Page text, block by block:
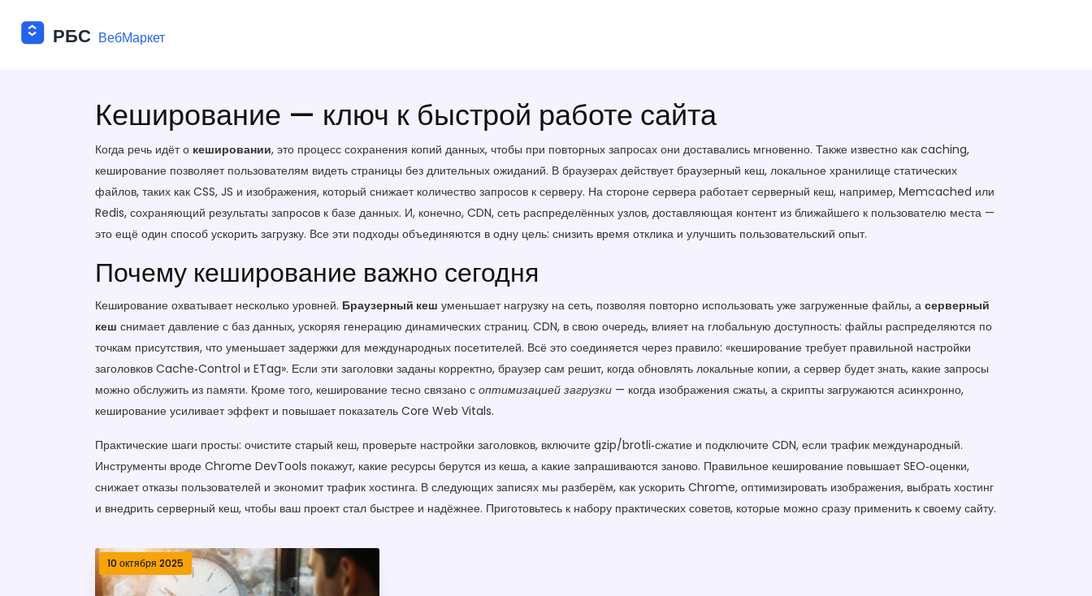
Кеширование — ключ к быстрой работе сайта
Когда речь идёт о кешировании, это процесс сохранения копий данных, чтобы при повторных запросах они доставались мгновенно. Также известно как caching,
кеширование позволяет пользователям видеть страницы без длительных ожиданий. В браузерах действуетбраузерный кеш, локальное хранилище статических
файлов, таких как CSS, JS и изображения, который снижает количество запросов к серверу. На стороне сервера работаетсерверный кеш, например, Memcached или
Redis, сохраняющий результаты запросов к базе данных. И, конечно, CDN, сеть распределённых узлов, доставляющая контент из ближайшего к пользователю места —
это ещё один способ ускорить загрузку. Все эти подходы объединяются в одну цель: снизить время отклика и улучшить пользовательский опыт.
Почему кеширование важно сегодня
Кеширование охватывает несколько уровней. Браузерный кеш уменьшает нагрузку на сеть, позволяя повторно использовать уже загруженные файлы, а серверный
кеш снимает давление с баз данных, ускоряя генерацию динамических страниц. CDN, в свою очередь, влияет на глобальную доступность: файлы распределяются по
точкам присутствия, что уменьшает задержки для международных посетителей. Всё это соединяется через правило: «кеширование требует правильной настройки
заголовков Cache‑Control и ETag». Если эти заголовки заданы корректно, браузер сам решит, когда обновлять локальные копии, а сервер будет знать, какие запросы
можно обслужить из памяти. Кроме того, кеширование тесно связано с оптимизацией загрузки — когда изображения сжаты, а скрипты загружаются асинхронно,
кеширование усиливает эффект и повышает показатель Core Web Vitals.
Практические шаги просты: очистите старый кеш, проверьте настройки заголовков, включите gzip/brotli‑сжатие и подключите CDN, если трафик международный.
Инструменты вроде Chrome DevTools покажут, какие ресурсы берутся из кеша, а какие запрашиваются заново. Правильное кеширование повышает SEO‑оценки,
снижает отказы пользователей и экономит трафик хостинга. В следующих записях мы разберём, как ускорить Chrome, оптимизировать изображения, выбрать хостинг
и внедрить серверный кеш, чтобы ваш проект стал быстрее и надёжнее. Приготовьтесь к набору практических советов, которые можно сразу применить к своему сайту.
10 октября 2025